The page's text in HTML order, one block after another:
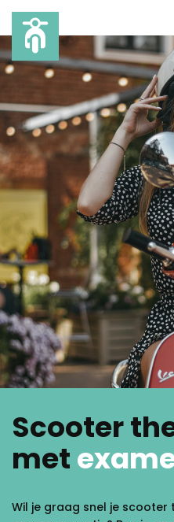
Scooter
met
Wil je graag snel je